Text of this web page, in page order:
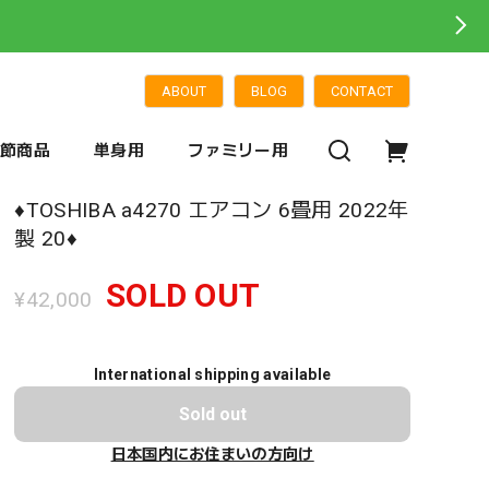
ABOUT BLOG CONTACT
商品 単身用 ファミリー用
♦️TOSHIBA a4270 エアコン 6畳用 2022年
製 20♦️
¥42,000 SOLD OUT
International shipping available
Sold out
日本国内にお住まいの方向け